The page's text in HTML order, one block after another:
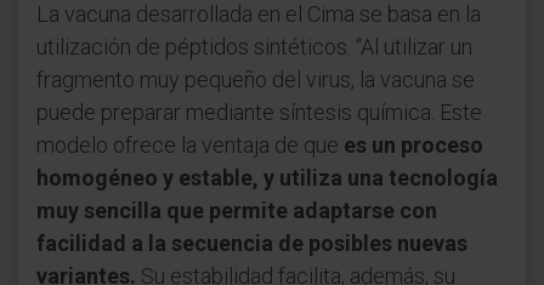
La vacuna desarrollada en el Cima se basa en la
utilización de péptidos sintéticos. “Al utilizar un
fragmento muy pequeño del virus, la vacuna se
puede preparar mediante síntesis química. Este
modelo ofrece la ventaja de que es un proceso
homogéneo y estable, y utiliza una tecnología
muy sencilla que permite adaptarse con
facilidad a la secuencia de posibles nuevas
variantes. Su estabilidad facilita, además, su